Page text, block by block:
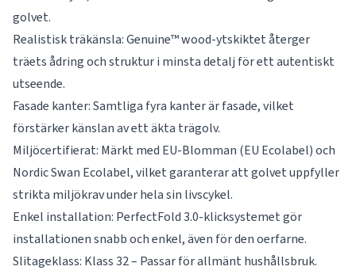
golvet.
Realistisk träkänsla: Genuine™ wood-ytskiktet återger
träets ådring och struktur i minsta detalj för ett autentiskt
utseende.
Fasade kanter: Samtliga fyra kanter är fasade, vilket
förstärker känslan av ett äkta trägolv.
Miljöcertifierat: Märkt med EU-Blomman (EU Ecolabel) och
Nordic Swan Ecolabel, vilket garanterar att golvet uppfyller
strikta miljökrav under hela sin livscykel.
Enkel installation: PerfectFold 3.0-klicksystemet gör
installationen snabb och enkel, även för den oerfarne.
Slitageklass: Klass 32 – Passar för allmänt hushållsbruk.